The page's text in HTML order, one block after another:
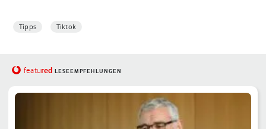
Tipps Tiktok
featured LESEEMPFEHLUNGEN